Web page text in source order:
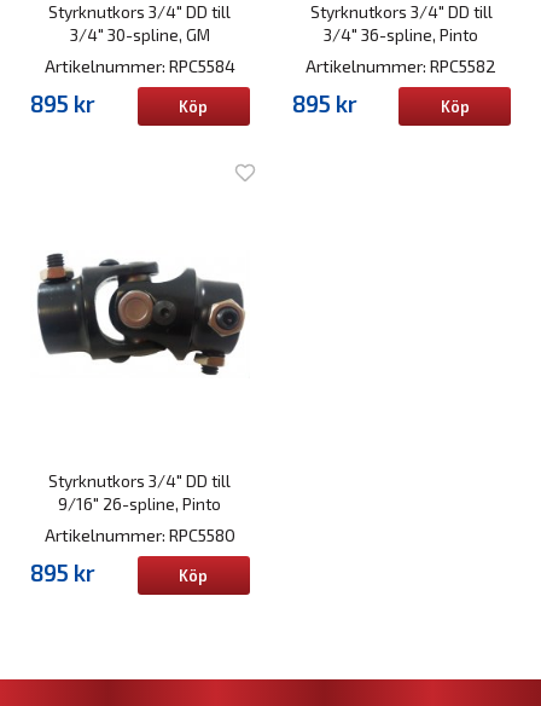
Styrknutkors 3/4" DD till
3/4" 30-spline, GM
Artikelnummer: RPC5584
895 kr Köp
Styrknutkors 3/4" DD till
3/4" 36-spline, Pinto
Artikelnummer: RPC5582
895 kr Köp
Styrknutkors 3/4" DD till
9/16" 26-spline, Pinto
Artikelnummer: RPC5580
895 kr Köp